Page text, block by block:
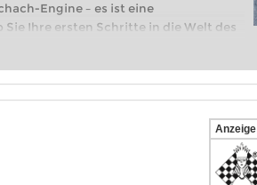
Engine – es ist eine
Ihre ersten Schritte in die Welt des
bereits auf Turnierniveau spielen: Mit
Anzeige